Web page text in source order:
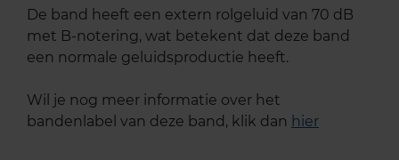
De band heeft een extern rolgeluid van 70 dB
met B-notering, wat betekent dat deze band
een normale geluidsproductie heeft.
Wil je nog meer informatie over het
bandenlabel van deze band, klik dan hier